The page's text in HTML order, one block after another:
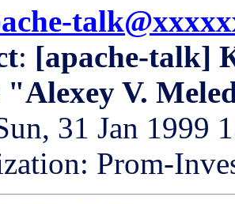
: [apache-talk]
"Alexey V.
31 Jan 1999
Prom-